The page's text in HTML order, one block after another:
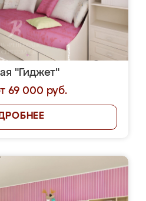
"Гиджет"
69 000 руб.